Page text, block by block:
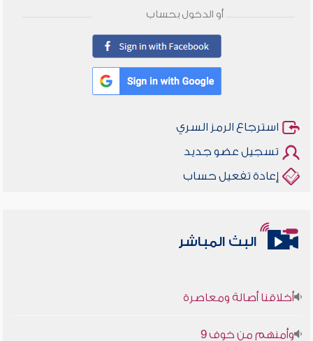
أو الدخول بحساب
استرجاع الرمز السري
تسجيل عضو جديد
إعادة تفعيل حساب
البث المباشر
أخلاقنا أصالة ومعاصرة
وأمنهم من خوف 9